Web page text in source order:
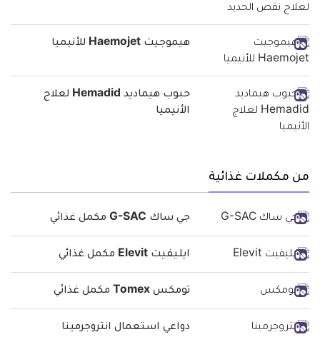
هيموجيت Haemojet للأنيميا
حبوب هيماديد Hemadid لعلاج
الأنيميا
من مكملات غذائية
جي ساك G-SAC مكمل غذائي
ايليفيت Elevit مكمل غذائي
تومكس Tomex مكمل غذائي
دواعي استعمال انتروجرمينا